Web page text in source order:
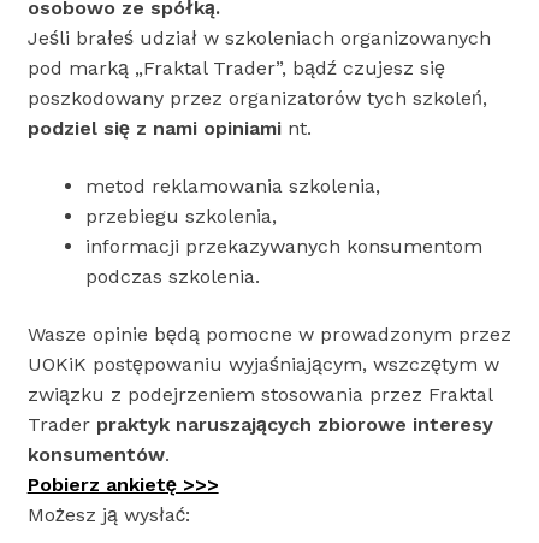
osobowo ze spółką.
Jeśli brałeś udział w szkoleniach organizowanych
pod marką „Fraktal Trader”, bądź czujesz się
poszkodowany przez organizatorów tych szkoleń,
podziel się z nami opiniamint.
metod reklamowania szkolenia,
przebiegu szkolenia,
informacji przekazywanych konsumentom
podczas szkolenia.
Wasze opinie będą pomocne w prowadzonym przez
UOKiK postępowaniu wyjaśniającym, wszczętym w
związku z podejrzeniem stosowania przez Fraktal
Trader praktyk naruszających zbiorowe interesy
konsumentów.
Pobierz ankietę >>>
Możesz ją wysłać: